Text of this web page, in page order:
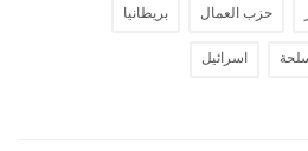
حزب العمال
بريطانيا
اسرائيل